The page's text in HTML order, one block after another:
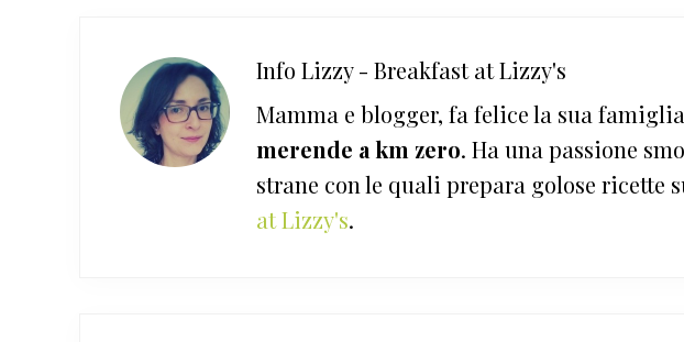
Info Lizzy - Breakfast at Lizzy's
Mamma e blogger, fa felice la sua
merende a km zero. Ha una passione
strane con le quali prepara golose ricette
at Lizzy's.